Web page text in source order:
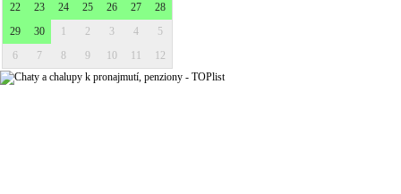
22
23 24 25 26 27
28
29
30 1 2 3 4
5
6
7 8 9 10 11 12